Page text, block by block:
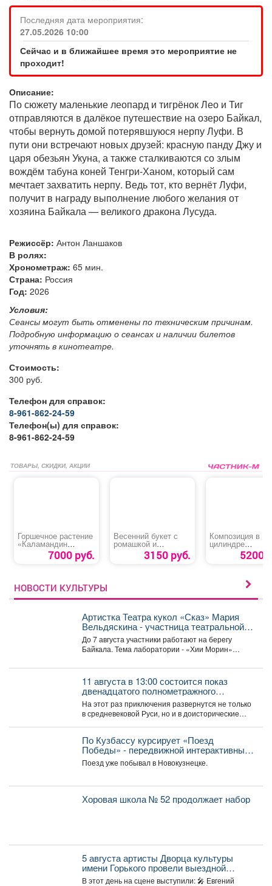
Последняя дата мероприятия:
27.05.2026 10:00
Сейчас и в ближайшее время это мероприятие не
проходит!
Описание:
По сюжету маленькие леопард и тигрёнок Лео и Тиг
отправляются в далёкое путешествие на озеро Байкал,
чтобы вернуть домой потерявшуюся нерпу Луфи. В
пути они встречают новых друзей: красную панду Джу и
царя обезьян Укуна, а также сталкиваются со злым
вождём табуна коней Тенгри-Ханом, который сам
мечтает захватить нерпу. Ведь тот, кто вернёт Луфи,
получит в награду выполнение любого желания от
хозяина Байкала — великого дракона Лусуда.
Режиссёр: Антон Ланшаков
В ролях:
Хронометраж: 65 мин.
Страна: Россия
Год: 2026
Условия:
Сеансы могут быть отменены по техническим причинам.
Подробную информацию о сеансах и наличии билетов
уточнять в кинотеатре.
Стоимость:
300 руб.
Телефон для справок:
8-961-862-24-59
Телефон(ы) для справок:
8-961-862-24-59
ТОВАРЫ, СКИДКИ, АКЦИИ
Горшечное растение
«Каламандин
Цитрофортунелла»
7000 руб.
Весенний букет с
ромашкой и
альстромерией3150 руб.
Композиция в
цилиндре
«Волшебный
5200
НОВОСТИ КУЛЬТУРЫ
Артистка Театра кукол «Сказ» Мария
Вельдяскина - участница театральной
лаборатории «Хии Морин: поэзия
стихий» на Байкале.
До 7 августа участники работают на берегу
Байкала. Тема лаборатории - «Хии Морин»
11 августа в 13:00 состоится показ
двенадцатого полнометражного
мультфильма из знаменитой
«богатырской» франшизы - «Три
богатыря и Пуп Земли» (2023).
На этот раз приключения развернутся не только
в средневековой Руси, но и в доисторические
По Кузбассу курсирует «Поезд
Победы» - передвижной интерактивный
музей, рассказывающий о событиях
Великой Отечественной войны.
Поезд уже побывал в Новокузнецке.
Хоровая школа № 52 продолжает набор
5 августа артисты Дворца культуры
имени Горького провели выездной
концерт в реабилитационном центре
В этот день на сцене выступили: 🎤 Евгений